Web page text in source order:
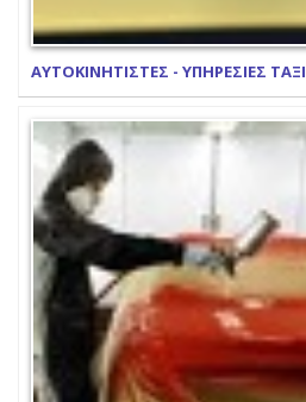
ΑΥΤΟΚΙΝΗΤΙΣΤΕΣ - ΥΠΗΡΕΣΙΕΣ ΤΑΞΙ